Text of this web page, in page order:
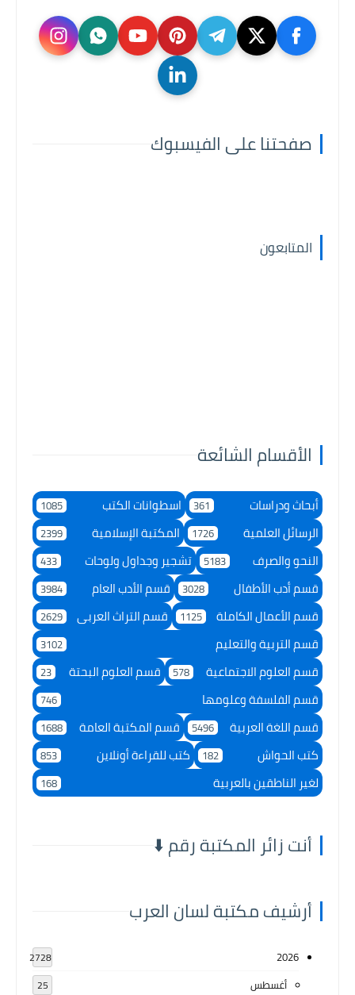
صفحتنا على الفيسبوك
المتابعون
الأقسام الشائعة
أبحاث ودراسات 361 اسطوانات الكتب 1085
الرسائل العلمية 1726 المكتبة الإسلامية 2399
النحو والصرف 5183 تشجير وجداول ولوحات 433
قسم أدب الأطفال 3028 قسم الأدب العام 3984
قسم الأعمال الكاملة 1125 قسم التراث العربى 2629
قسم التربية والتعليم 3102
قسم العلوم الاجتماعية 578 قسم العلوم البحتة 23
قسم الفلسفة وعلومها 746
قسم اللغة العربية 5496 قسم المكتبة العامة 1688
كتب الحواش 182 كتب للقراءة أونلاين 853
لغير الناطقين بالعربية 168
أنت زائر المكتبة رقم ⬇️
أرشيف مكتبة لسان العرب
2026
2728
أغسطس 25